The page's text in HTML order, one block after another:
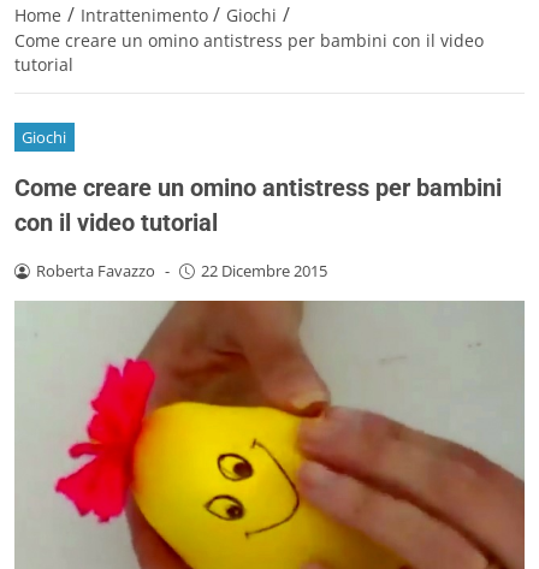
Home / Intrattenimento / Giochi /
Come creare un omino antistress per bambini con il video
tutorial
Giochi
Come creare un omino antistress per bambini
con il video tutorial
Roberta Favazzo - 22 Dicembre 2015